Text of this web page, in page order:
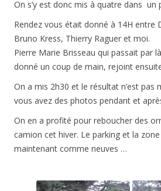
On s’y est donc mis à quatre dans un
Rendez vous était donné à 14H entre
Bruno Kress, Thierry Raguer et moi.
Pierre Marie Brisseau qui passait par
donné un coup de main, rejoint
On a mis 2h30 et le résultat n’est pas
vous avez des photos pendant et
On en a profité pour reboucher des
camion cet hiver. Le parking et la
maintenant comme neuves …